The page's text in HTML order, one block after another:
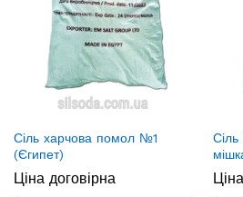
Сіль харчова помол №1
(Єгипет)
Ціна договірна